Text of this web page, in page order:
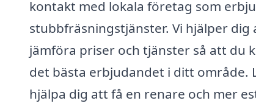
kontakt med lokala företag som
stubbfräsningstjänster. Vi hjälper dig
jämföra priser och tjänster så att du
det bästa erbjudandet i ditt område.
hjälpa dig att få en renare och mer